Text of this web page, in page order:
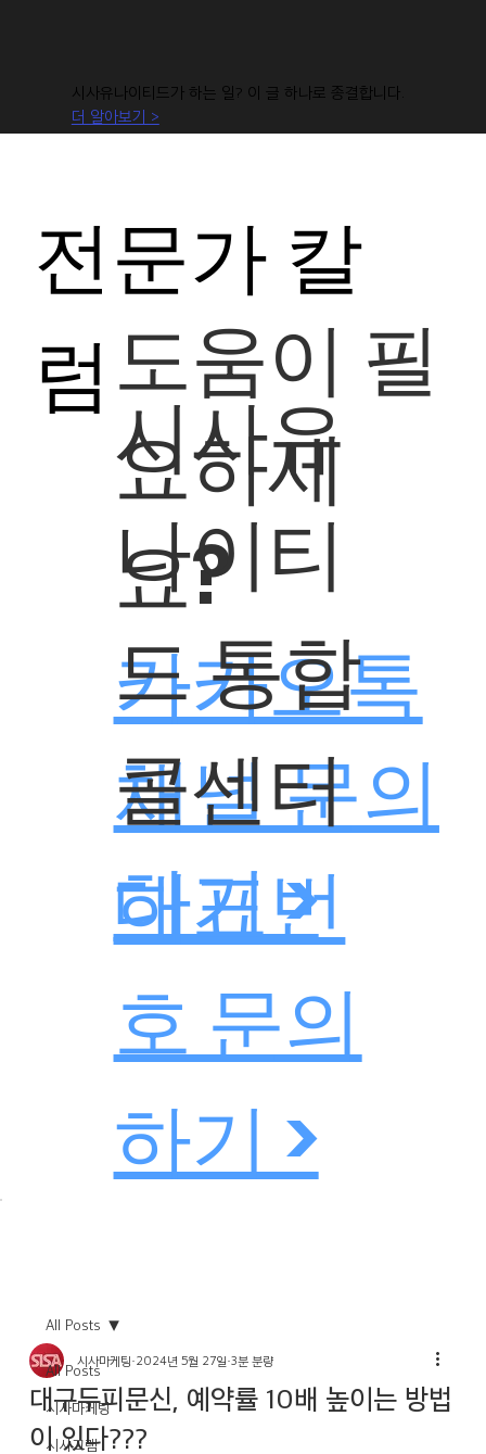
시사유나이티드가 하는 일? 이 글 하나로 종결합니다.
더 알아보기 >
All Posts
시사마케팅
시사그램
All Posts
대구두피문신, 예약률 10배 높이는 방법
이 있다???
시사마케팅 2024년 5월 27일 3분 분량
전문가 칼
럼도움이 필
요하세
요?
카카오톡
채널 문의
하기 >
시사유
나이티
드 통합
콜센터
대표번
호 문의
하기 >